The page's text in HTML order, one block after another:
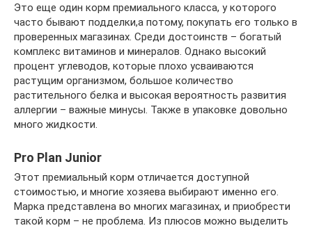
Это еще один корм премиального класса, у которого
часто бывают подделки,а потому, покупать его только в
проверенных магазинах. Среди достоинств – богатый
комплекс витаминов и минералов. Однако высокий
процент углеводов, которые плохо усваиваются
растущим организмом, большое количество
растительного белка и высокая вероятность развития
аллергии – важные минусы. Также в упаковке довольно
много жидкости.
Pro Plan Junior
Этот премиальный корм отличается доступной
стоимостью, и многие хозяева выбирают именно его.
Марка представлена во многих магазинах, и приобрести
такой корм – не проблема. Из плюсов можно выделить